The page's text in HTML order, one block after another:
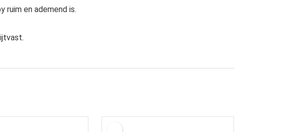
ruim en ademend is.